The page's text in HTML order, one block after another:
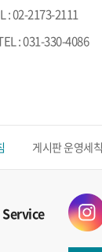
: 02-2173-2111
: 031-330-4086
게시판 운영세칙